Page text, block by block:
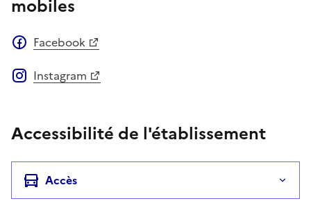
mobiles
Facebook
Instagram
Accessibilité de l'établissement
Accès